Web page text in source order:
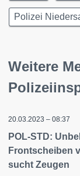
Polizei
Weitere
20.03.2023 – 08:37
POL-STD:
Frontscheiben
sucht Zeugen